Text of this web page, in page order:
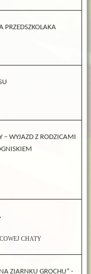
PRZEDSZKOLAKA
– WYJAZD Z RODZICAMI
CHATY
ZIARNKU GROCHU” -